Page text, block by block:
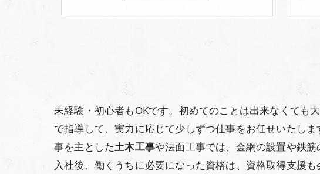
未経験・初心者もOKです。初めてのことは出来なくても
で指導して、実力に応じて少しずつ仕事をお任せいたし
事を主とした土木工事や法面工事では、金網の設置や鉄
入社後、働くうちに必要になった資格は、資格取得支援